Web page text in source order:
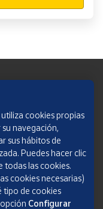
cookies propias
navegación,
sus hábitos de
Puedes hacer clic
todas las cookies.
cookies necesarias)
tipo de cookies
Configurar